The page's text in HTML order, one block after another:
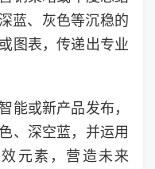
蓝、灰色等沉稳的
图表，传递出专业
能或新产品发布，
、深空蓝，并运用
元素，营造未来